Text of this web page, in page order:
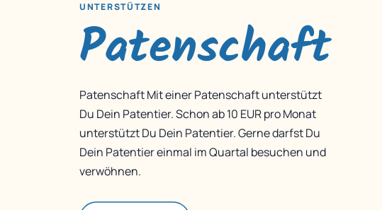
UNTERSTÜTZEN
Patenschaft
Patenschaft Mit einer Patenschaft unterstützt
Du Dein Patentier. Schon ab 10 EUR pro Monat
unterstützt Du Dein Patentier. Gerne darfst Du
Dein Patentier einmal im Quartal besuchen und
verwöhnen.